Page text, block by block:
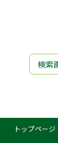
検索
トップページ